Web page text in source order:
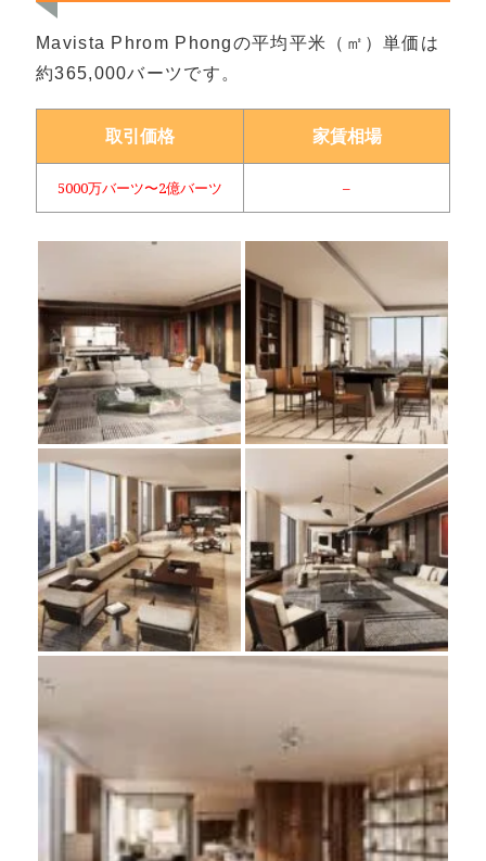
Mavista Phrom Phongの平均平米（㎡）単価は
約365,000バーツです。
取引価格 家賃相場
5000万バーツ〜2億バーツ –